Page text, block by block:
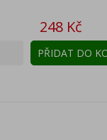
Cena
248 Kč
PŘIDAT DO